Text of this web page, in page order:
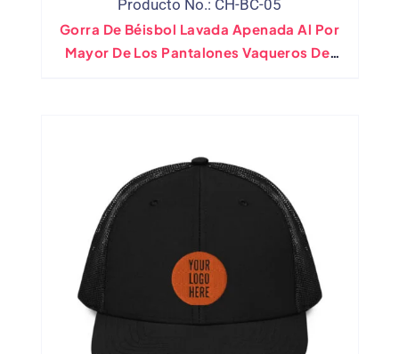
Producto No.: CH-BC-05
Gorra De Béisbol Lavada Apenada Al Por
Mayor De Los Pantalones Vaqueros Del